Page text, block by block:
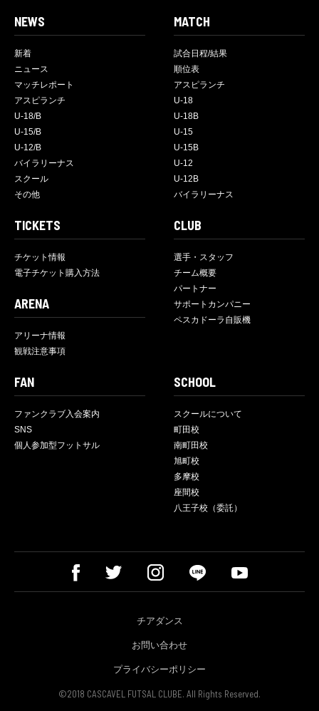
NEWS
新着
ニュース
マッチレポート
アスピランチ
U-18/B
U-15/B
U-12/B
バイラリーナス
スクール
その他
MATCH
試合日程/結果
順位表
アスピランチ
U-18
U-18B
U-15
U-15B
U-12
U-12B
バイラリーナス
TICKETS
チケット情報
電子チケット購入方法
ARENA
アリーナ情報
観戦注意事項
CLUB
選手・スタッフ
チーム概要
パートナー
サポートカンパニー
ペスカドーラ自販機
FAN
ファンクラブ入会案内
SNS
個人参加型フットサル
SCHOOL
スクールについて
町田校
南町田校
旭町校
多摩校
座間校
八王子校（委託）
チアダンス
お問い合わせ
プライバシーポリシー
©2018 CASCAVEL FUTSAL CLUBE. All Rights Reserved.